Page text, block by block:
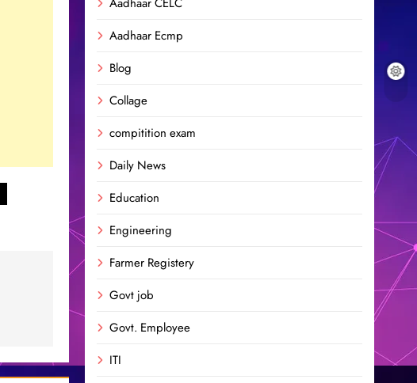
Aadhaar Ecmp
Blog
Collage
compitition exam
Daily News
Education
Engineering
Farmer Registery
Govt job
Govt. Employee
ITI